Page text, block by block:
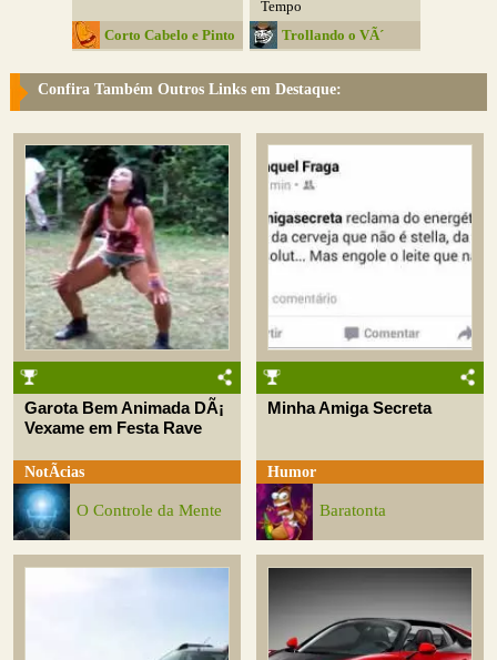
Corto Cabelo e Pinto
Tempo
Trollando o VÃ´
Confira Também Outros Links em Destaque:
Garota Bem Animada DÃ¡
Vexame em Festa Rave
NotÃ­cias
O Controle da Mente
Minha Amiga Secreta
Humor
Baratonta